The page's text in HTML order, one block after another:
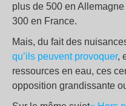
plus de 500 en
300 en France.
Mais, du fait des
qu’ils peuvent provoquer,
ressources en eau, ces
opposition grandissante